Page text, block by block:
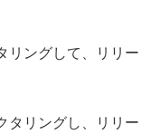
リングして、リリー
タリングし、リリー